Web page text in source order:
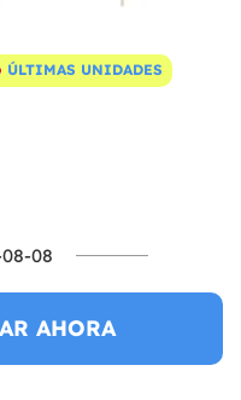
ÚLTIMAS UNIDADES
08-08
AHORA